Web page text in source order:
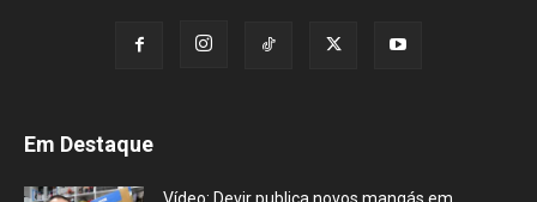
Em Destaque
Vídeo: Devir publica novos mangás em